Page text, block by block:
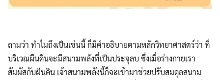
ถามว่า ทำไมถึงเป็นเช่นนี้ ก็มีคำอธิบายตามหลักวิทยาศาสตร์ว่า ที่
บริเวณผืนดินจะมีสนามพลังที่เป็นประจุลบ ซึ่งเมื่อร่างกายเรา
สัมผัสกับผืนดิน เจ้าสนามพลังนี้ก็จะเข้ามาช่วยปรับสมดุลสนาม